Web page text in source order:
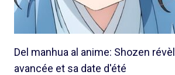
Del manhua al anime: Shozen
avancée et sa date d'été